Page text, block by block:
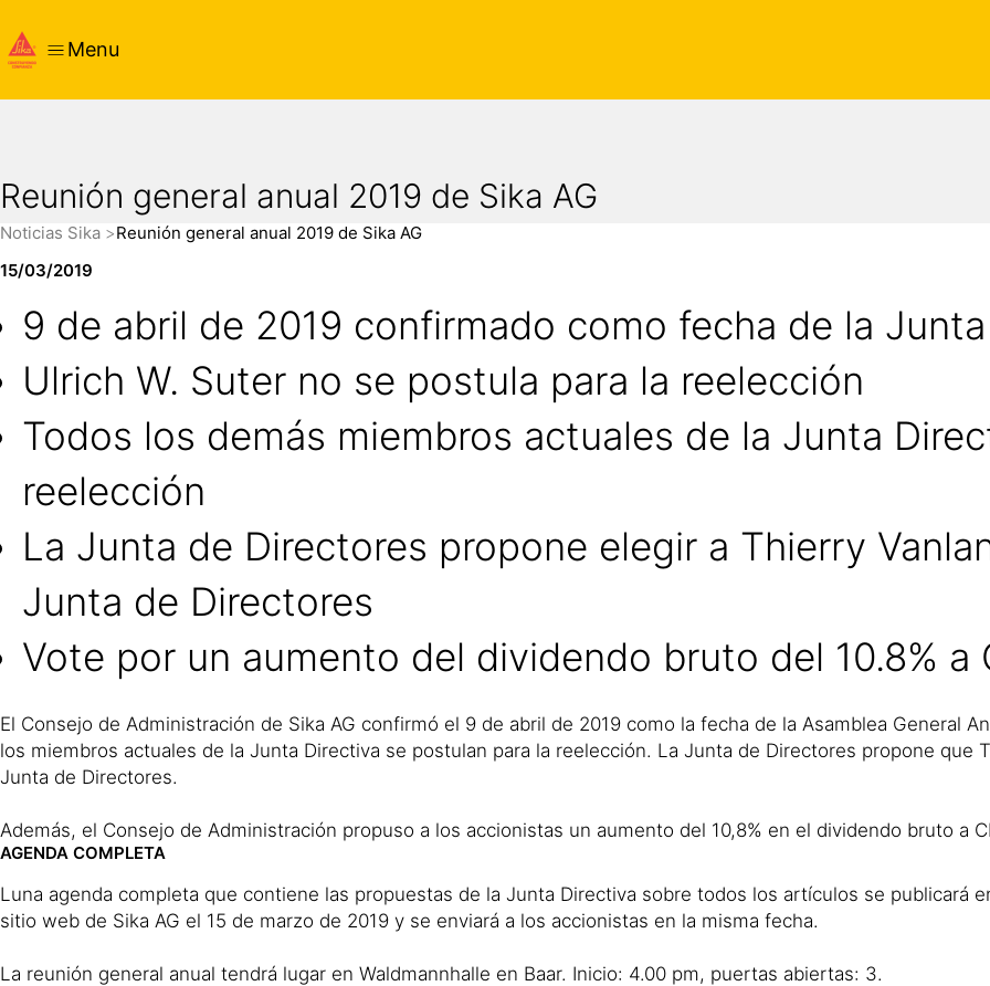
Menu
Reunión general anual 2019 de Sika AG
Noticias Sika
Reunión general anual 2019 de Sika AG
15/03/2019
9 de abril de 2019 confirmado como fecha de la
Ulrich W. Suter no se postula para la reelección
Todos los demás miembros actuales de la Junta
reelección
La Junta de Directores propone elegir a Thierry
Junta de Directores
Vote por un aumento del dividendo bruto del 10.8% a
El Consejo de Administración de Sika AG confirmó el 9 de abril de 2019 como la fecha de la Asamblea General
los miembros actuales de la Junta Directiva se postulan para la reelección. La Junta de Directores propone que
Junta de Directores.
Además, el Consejo de Administración propuso a los accionistas un aumento del 10,8% en el dividendo bruto a
AGENDA COMPLETA
Luna agenda completa que contiene las propuestas de la Junta Directiva sobre todos los artículos se publicará
sitio web de Sika AG el 15 de marzo de 2019 y se enviará a los accionistas en la misma fecha.
La reunión general anual tendrá lugar en Waldmannhalle en Baar. Inicio: 4.00 pm, puertas abiertas: 3.